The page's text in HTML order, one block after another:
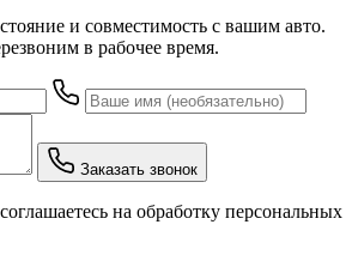
и совместимость с вашим авто.
в рабочее время.
Заказать звонок
на обработку персональных